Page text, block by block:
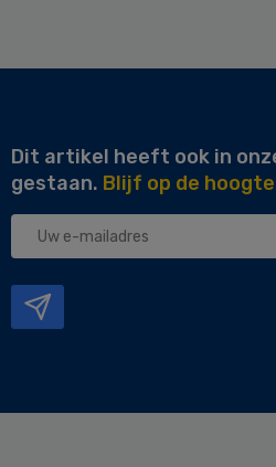
Dit artikel heeft ook in
gestaan. Blijf op de
Uw